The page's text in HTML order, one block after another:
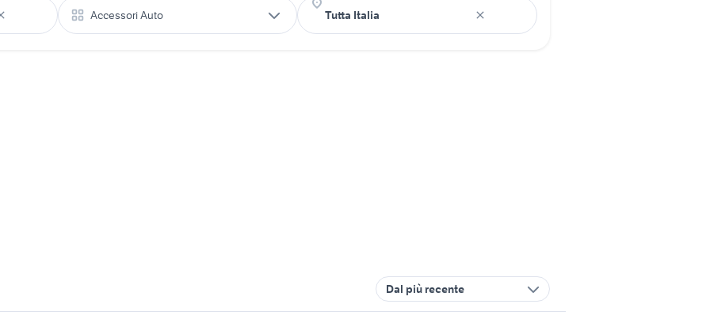
Accessori Auto
Dal più recente